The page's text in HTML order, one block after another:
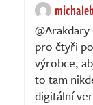
pro čtyři
výrobce,
to tam
digitální